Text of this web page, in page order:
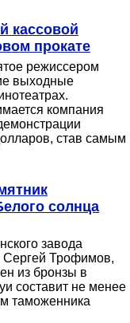
кассовой
прокате
режиссером
выходные
компания
став самым
солнца
завода
Сергей Трофимов,
из бронзы в
составит не менее
таможенника